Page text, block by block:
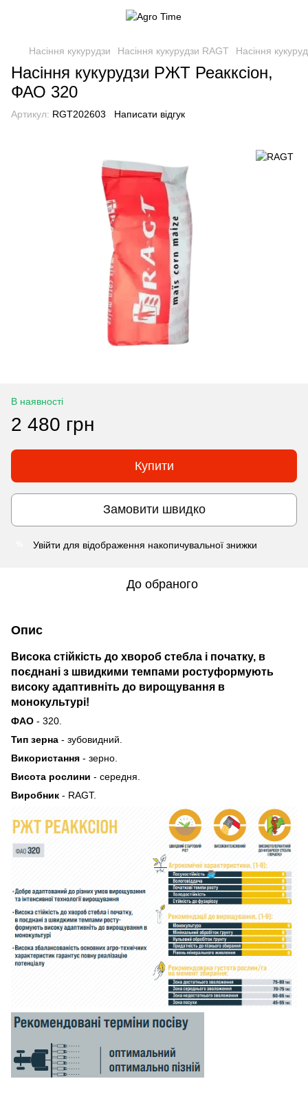
Насіння кукурудзи Насіння кукурудзи RAGT Насіння
Насіння кукурудзи РЖТ Реакксіон,
ФАО 320
Артикул: RGT202603 Написати відгук
В наявності
2 480 грн
Купити
Замовити швидко
Увійти для відображення накопичувальної знижки
До обраного
Опис
Висока стійкість до хвороб стебла і початку, в
поєднані з швидкими темпами ростуформують
високу адаптивніть до вирощування в
монокультурі!
ФАО - 320.
Тип зерна - зубовидний.
Використання - зерно.
Висота рослини - середня.
Виробник - RAGT.